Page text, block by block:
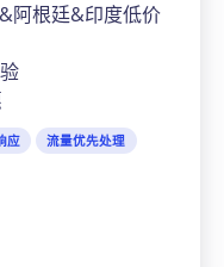
阿根廷&印度低价
应 流量优先处理